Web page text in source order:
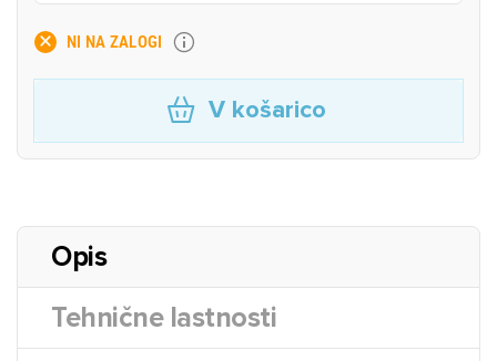
NI NA ZALOGI
V košarico
Opis
Tehnične lastnosti